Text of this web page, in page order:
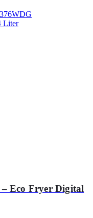
Eco Fryer Digital